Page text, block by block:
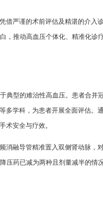
严谨的术前评估及精湛的介入
，推动高血压个体化、精准化诊
典型的难治性高血压。患者合并
多学科，为患者开展全面评估。
术安全与疗效。
消融导管精准置入双侧肾动脉，
压药已减为两种且剂量减半的情